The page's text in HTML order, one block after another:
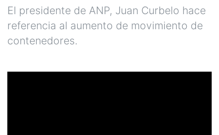
El presidente de ANP, Juan Curbelo hace
referencia al aumento de movimiento de
contenedores.